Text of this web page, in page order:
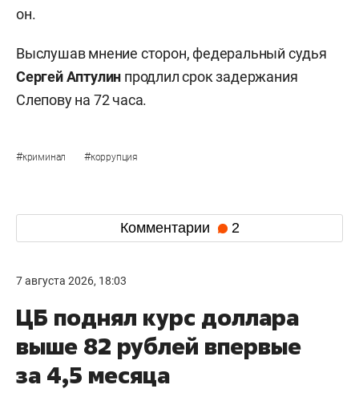
он.
Выслушав мнение сторон, федеральный судья
Сергей Аптулин продлил срок задержания
Слепову на 72 часа.
#криминал #коррупция
Комментарии 2
7 августа 2026, 18:03
ЦБ поднял курс доллара
выше 82 рублей впервые
за 4,5 месяца